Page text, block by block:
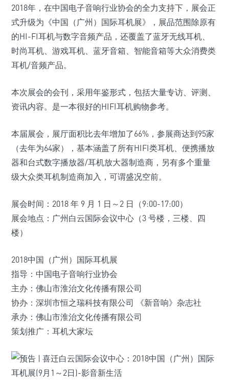
2018年，在中国电子音响行业协会的全力支持下，展会正
式升级为《中国（广州）国际耳机展》，展品范围除原有
的HI-FI耳机与数字音频产品，还覆盖了蓝牙无线耳机、
时尚耳机、游戏耳机、蓝牙音箱、智能音箱等大众消费类
耳机/音频产品。
本次展会的会刊，采用年鉴形式，包括大量专访、评测、
资讯内容。是一本很好的HIFI耳机购物参考。
本届展会，展厅面积比去年增加了66%，参展商达到95家
（去年为64家），基本涵盖了所有HIFI类耳机、便携播放
器和台式数字播放器/耳机放大器制造商，另有多个重量
级大众类耳机制造商加入，可谓盛况空前。
展会时间：2018 年 9 月 1 日～2 日（9:00-17:00）
展会地点：广州白云国际会议中心（3 号楼，三楼、四
楼）
2018中国（广州）国际耳机展
指导：中国电子音响行业协会
主办：佛山市淮治文化传播有限公司
协办：深圳市恒之瑞科技有限公司 《新音响》杂志社
承办：佛山市淮治文化传播有限公司
策划推广：耳机大家坛